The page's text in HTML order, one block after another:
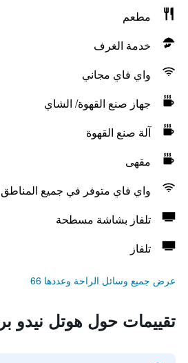
مطعم
خدمة الغرف
واي فاي مجاني
جهاز صنع القهوة/ الشاي
آلة صنع القهوة
مقهى
واي فاي متوفر في جميع المناطق
تلفاز بشاشة مسطحة
تلفاز
عرض جميع وسائل الراحة وعددها 66
تقييمات حول هوتل نيدو